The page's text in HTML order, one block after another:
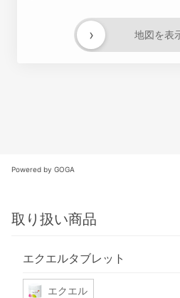
地図を表
›
Powered by GOGA
取り扱い商品
エクエルタブレット
エクエル